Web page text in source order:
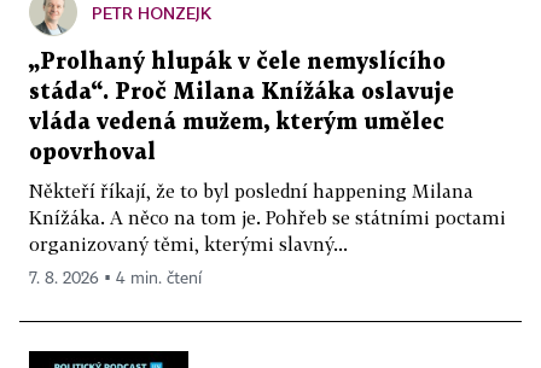
PETR HONZEJK
„Prolhaný hlupák v čele nemyslícího
stáda“. Proč Milana Knížáka oslavuje
vláda vedená mužem, kterým umělec
opovrhoval
Někteří říkají, že to byl poslední happening Milana
Knížáka. A něco na tom je. Pohřeb se státními poctami
organizovaný těmi, kterými slavný...
7. 8. 2026 ▪ 4 min. čtení